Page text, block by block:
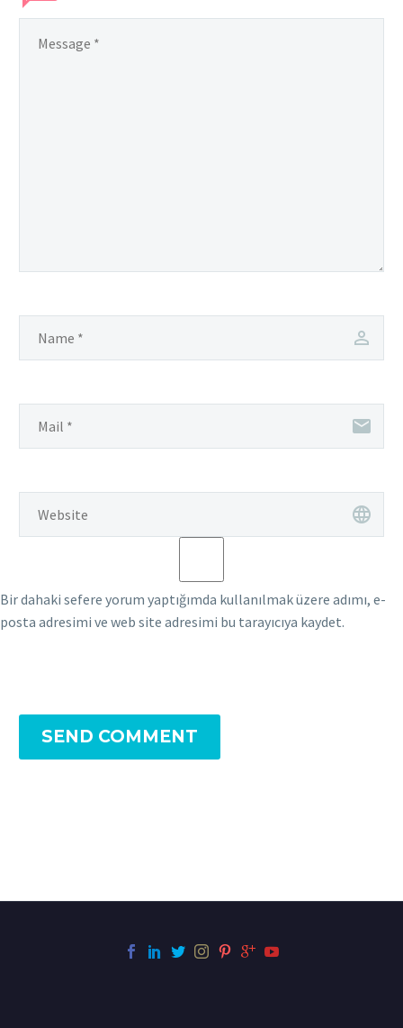
Bir dahaki sefere yorum yaptığımda kullanılmak üzere adımı, e-
posta adresimi ve web site adresimi bu tarayıcıya kaydet.
SEND COMMENT